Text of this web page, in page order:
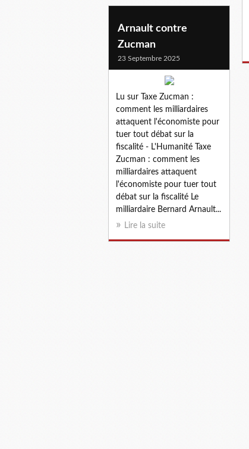
Arnault contre
Zucman
23 Septembre 2025
Lu sur Taxe Zucman :
comment les milliardaires
attaquent l'économiste pour
tuer tout débat sur la
fiscalité - L'Humanité Taxe
Zucman : comment les
milliardaires attaquent
l'économiste pour tuer tout
débat sur la fiscalité Le
milliardaire Bernard Arnault...
Lire la suite